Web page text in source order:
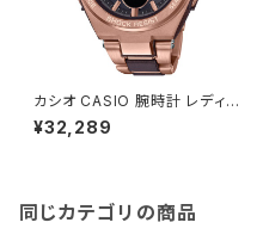
カシオ CASIO 腕時計 レディー
ス MSG-W200CG-5AJF BA
BY-G クォーツ ブラック ローズ
¥32,289
同じカテゴリの商品